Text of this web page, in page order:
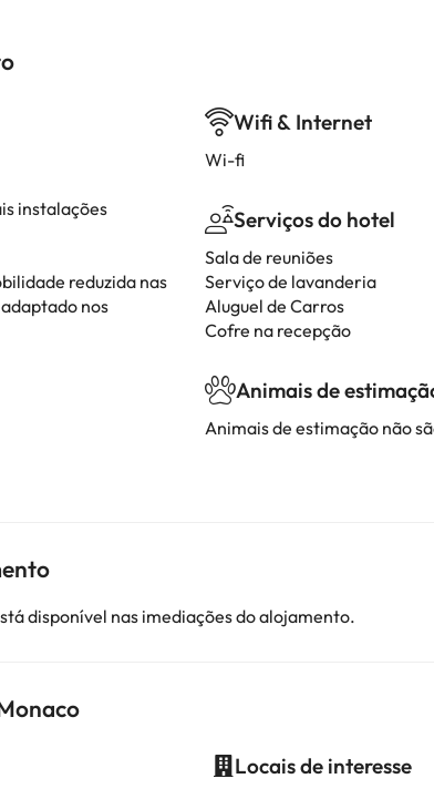
instalações
reduzida nas
nos
Wifi & Internet
Wi-fi
Serviços do hotel
Sala de reuniões
Serviço de lavanderia
Aluguel de Carros
Cofre na recepção
Animais de
Animais de estimação não
disponível nas imediações do alojamento.
Locais de interesse